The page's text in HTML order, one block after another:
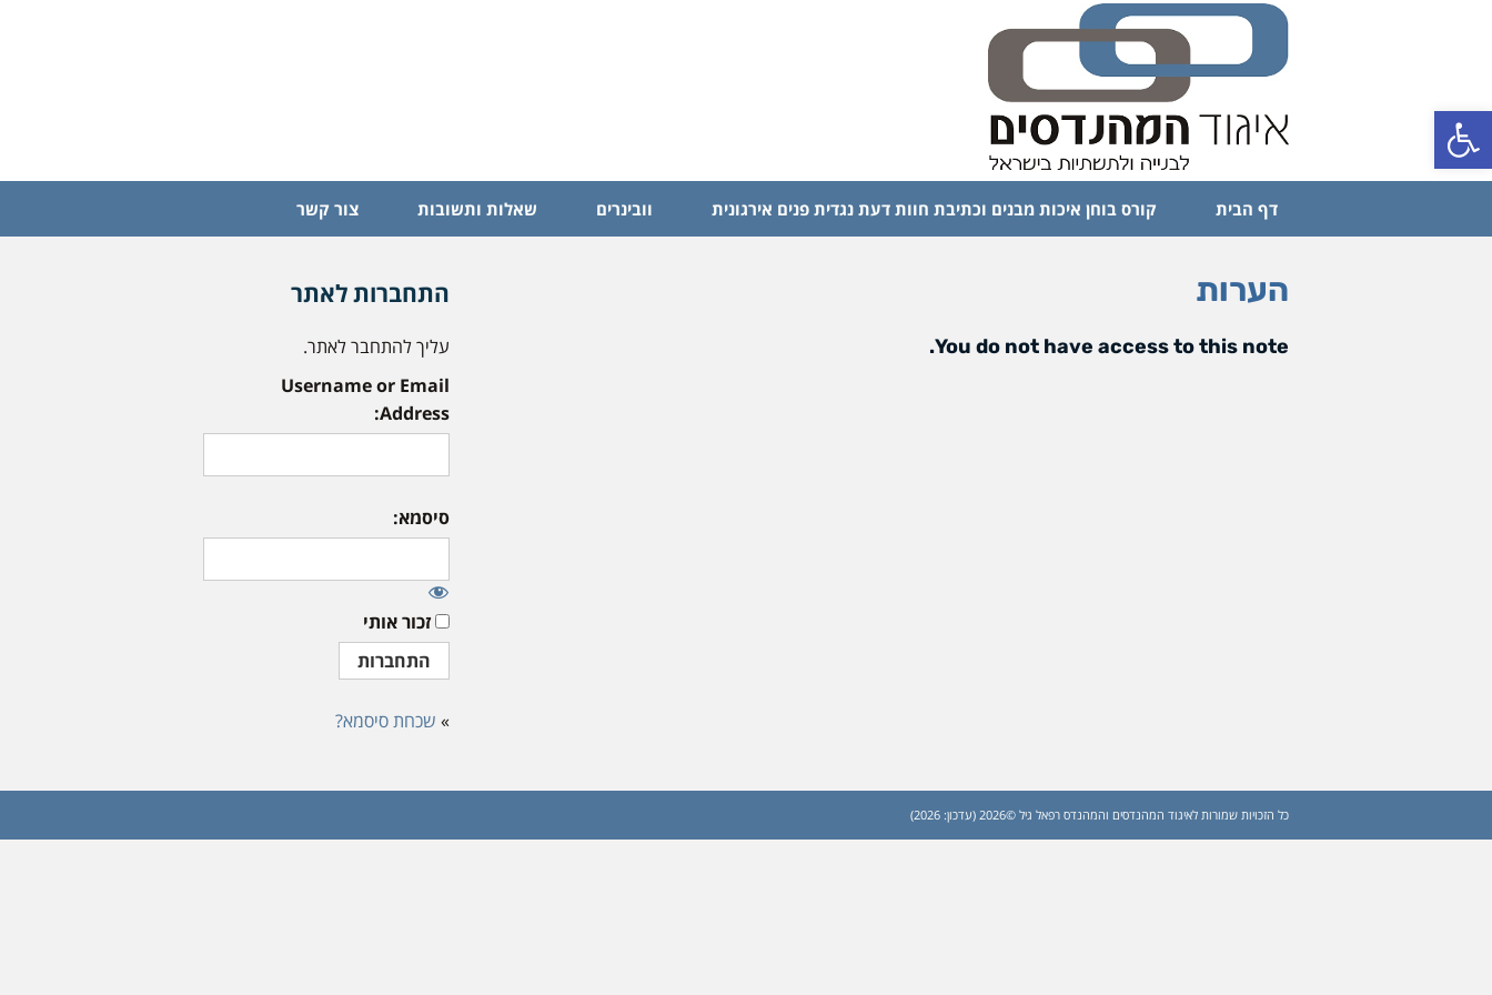
פתח סרגל נגישות
דף הבית קורס בוחן איכות מבנים וכתיבת חוות דעת נגדית פנים אירגונית וובינרים שאלות ותשובות צור קשר
הערות
You do not have access to this note.
התחברות לאתר
עליך להתחבר לאתר.
Username or Email
Address:
סיסמא:
זכור אותי
» שכחת סיסמא?
כל הזכויות שמורות לאיגוד המהנדסים והמהנדס רפאל גיל ©2026 (עדכון: 2026)